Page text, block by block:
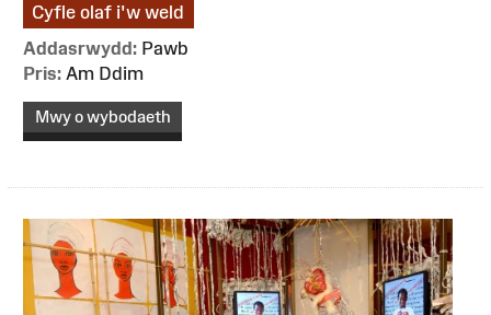
Cyfle olaf i'w weld
Addasrwydd: Pawb
Pris: Am Ddim
Mwy o wybodaeth